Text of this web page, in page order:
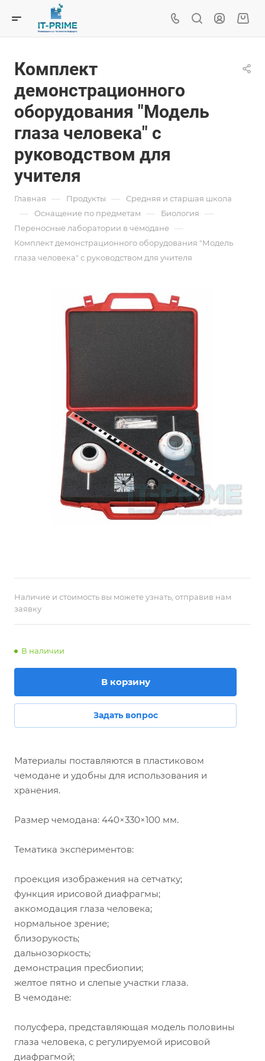
Комплект
демонстрационного
оборудования "Модель
глаза человека" с
руководством для
учителя
Главная — Продукты — Средняя и старшая школа
— Oснащение по предметам — Биология —
Переносные лаборатории в чемодане —
Комплект демонстрационного оборудования "Модель
глаза человека" с руководством для учителя
Наличие и стоимость вы можете узнать, отправив нам
заявку
В наличии
В корзину
Задать вопрос
Материалы поставляются в пластиковом
чемодане и удобны для использования и
хранения.
Размер чемодана: 440×330×100 мм.
Тематика экспериментов:
проекция изображения на сетчатку;
функция ирисовой диафрагмы;
аккомодация глаза человека;
нормальное зрение;
близорукость;
дальнозоркость;
демонстрация пресбиопии;
желтое пятно и слепые участки глаза.
В чемодане:
полусфера, представляющая модель половины
глаза человека, с регулируемой ирисовой
диафрагмой;